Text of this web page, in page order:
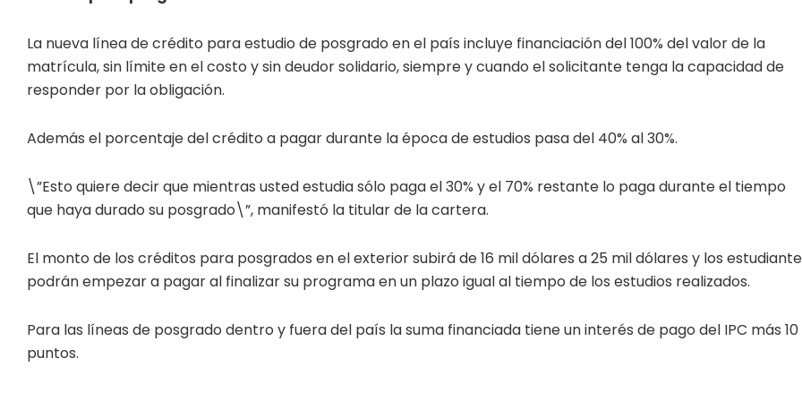
La nueva línea de crédito para estudio de posgrado en el país incluye financiación del 100% del valor de la
matrícula, sin límite en el costo y sin deudor solidario, siempre y cuando el solicitante tenga la capacidad de
responder por la obligación.
Además el porcentaje del crédito a pagar durante la época de estudios pasa del 40% al 30%.
\”Esto quiere decir que mientras usted estudia sólo paga el 30% y el 70% restante lo paga durante el tiempo
que haya durado su posgrado\”, manifestó la titular de la cartera.
El monto de los créditos para posgrados en el exterior subirá de 16 mil dólares a 25 mil dólares y los
podrán empezar a pagar al finalizar su programa en un plazo igual al tiempo de los estudios realizados.
Para las líneas de posgrado dentro y fuera del país la suma financiada tiene un interés de pago del IPC más 10
puntos.